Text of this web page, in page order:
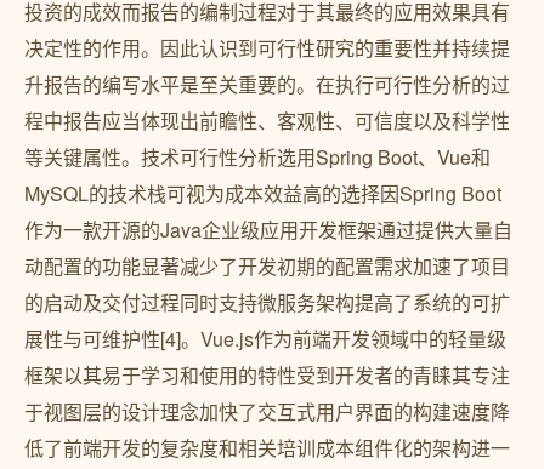
投资的成效而报告的编制过程对于其最终的应用效果具有
决定性的作用。因此认识到可行性研究的重要性并持续提
升报告的编写水平是至关重要的。在执行可行性分析的过
程中报告应当体现出前瞻性、客观性、可信度以及科学性
等关键属性。技术可行性分析选用Spring Boot、Vue和
MySQL的技术栈可视为成本效益高的选择因Spring Boot
作为一款开源的Java企业级应用开发框架通过提供大量自
动配置的功能显著减少了开发初期的配置需求加速了项目
的启动及交付过程同时支持微服务架构提高了系统的可扩
展性与可维护性[4]。Vue.js作为前端开发领域中的轻量级
框架以其易于学习和使用的特性受到开发者的青睐其专注
于视图层的设计理念加快了交互式用户界面的构建速度降
低了前端开发的复杂度和相关培训成本组件化的架构进一